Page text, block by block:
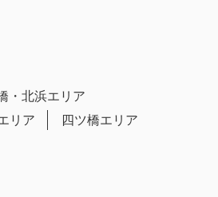
・北浜エリア
リア 四ツ橋エリア